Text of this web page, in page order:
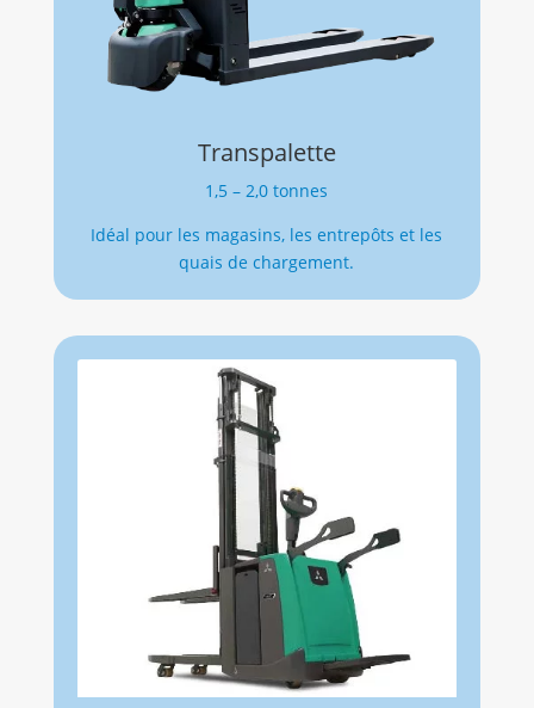
Transpalette
1,5 – 2,0 tonnes
Idéal pour les magasins, les entrepôts et les
quais de chargement.